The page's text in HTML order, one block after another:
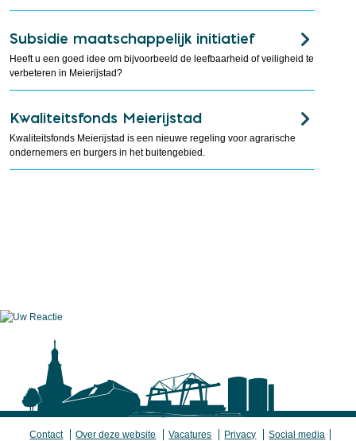
Subsidie maatschappelijk initiatief
Heeft u een goed idee om bijvoorbeeld de leefbaarheid of veiligheid te
verbeteren in Meierijstad?
Kwaliteitsfonds Meierijstad
Kwaliteitsfonds Meierijstad is een nieuwe regeling voor agrarische
ondernemers en burgers in het buitengebied.
Contact Over deze website Vacatures Privacy Social media